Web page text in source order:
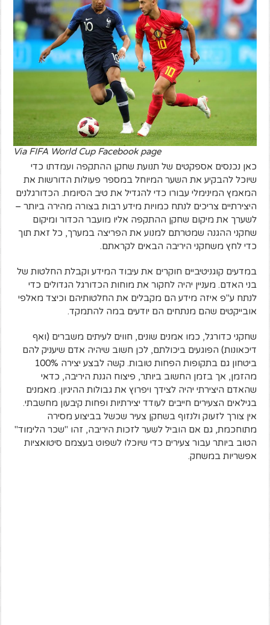
Via FIFA World Cup Facebook page
כאן נכנסים אספקטים של תנועת שחקן ההתקפה ועמדתו כדי
שיוכל להבקיע את השער המיוחל במספר פעולות הדורשות את
המאמץ המינימלי עבורו כדי להגדיל את טיב הסיומת. הכדורגלנים
היצירתיים צריכים לנתח כמויות מידע רבות בצורה מהירה ביותר –
לשערך את מיקום שחקן ההתקפה אליו מועבר הכדור ומיקום
שחקני ההגנה שמטרתם למנוע את הפריצה במערך, כל זאת תוך
כדי לחץ משחקני היריבה הבאים לקראתם.
במדעים קוגניטיביים חוקרים את עיבוד המידע וקבלת החלטות של
בני האדם. מעניין יהיה לחקור את מוחות הכדורגל הגדולים כדי
לנתח ע"פ איזה מידע הם מקבלים את החלטותיהם וכיצד מאלפי
אובייקטים שהם מנתחים הם יודעים במה להתמקד.
שחקני כדורגל, כמו אמנים שונים, חווים לעיתים משברים (ואף
דיכאונות) הפוגעים ביכולתם, לכן חשוב שיהיה אדם שיעניק להם
ביטחון גם בתקופות הפחות טובות. קשה לבצע יצירה 100%
מהזמן, אך בזמן החשוב ביותר, פיצוח הגנת היריבה, כדאי
שהאדם היצירתי יהיה לצידך ויפרוץ את גבולות ההיגיון. מאמנים
בגילאים הצעירים חייבים לעודד יצירתיות ופחות קיבעון מחשבתי.
אין צורך לזעוק ולנזוף בשחקן צעיר שכשל בביצוע מסירה
מתוחכמת, גם אם הוביל לשער לזכות היריבה, זהו "שכר הלימוד"
הטוב ביותר עבור צעירים כדי שיוכלו לשפוט בעצמם סיטואציות
אפשריות במשחק.